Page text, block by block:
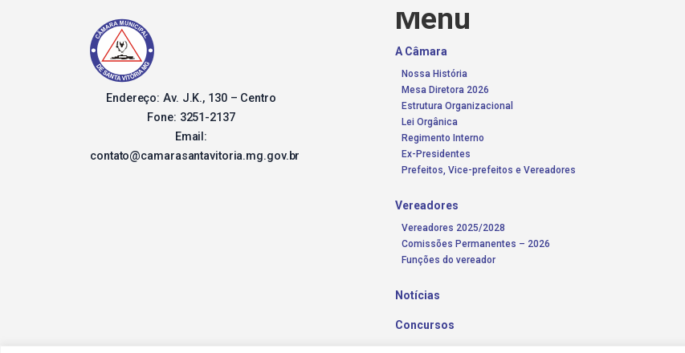
Endereço: Av. J.K., 130 – Centro
Fone: 3251-2137
Email:
contato@camarasantavitoria.mg.gov.br
Menu
A Câmara
Nossa História
Mesa Diretora 2026
Estrutura Organizacional
Lei Orgânica
Regimento Interno
Ex-Presidentes
Prefeitos, Vice-prefeitos e Vereadores
Vereadores
Vereadores 2025/2028
Comissões Permanentes – 2026
Funções do vereador
Notícias
Concursos